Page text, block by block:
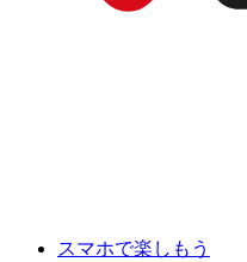
スマホで楽しもう